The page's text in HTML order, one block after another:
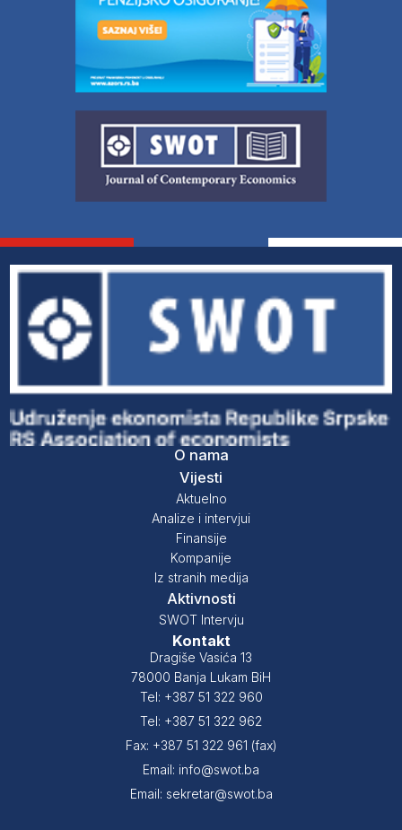
O nama
Vijesti
Aktuelno
Analize i intervjui
Finansije
Kompanije
Iz stranih medija
Aktivnosti
SWOT Intervju
Kontakt
Dragiše Vasića 13
78000 Banja Lukam BiH
Tel: +387 51 322 960
Tel: +387 51 322 962
Fax: +387 51 322 961 (fax)
Email: info@swot.ba
Email: sekretar@swot.ba